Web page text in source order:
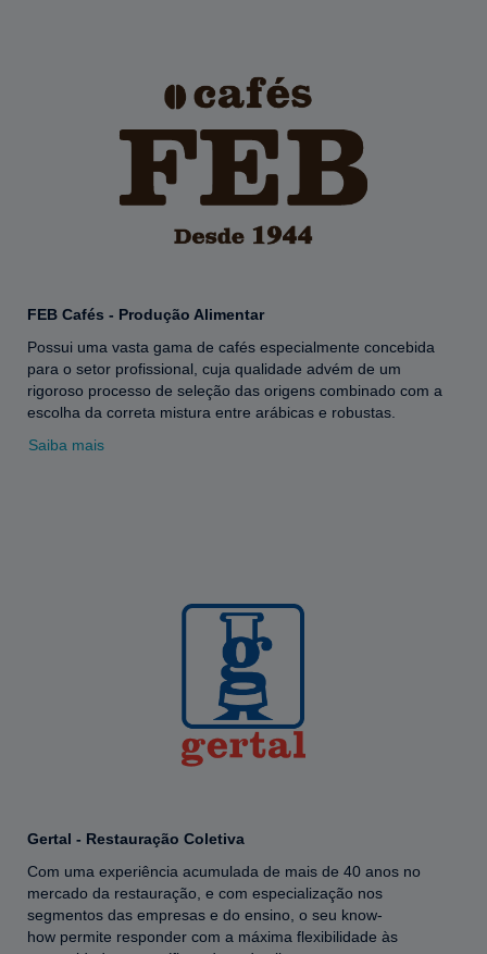
FEB Cafés - Produção Alimentar
Possui uma vasta gama de cafés especialmente concebida
para o setor profissional, cuja qualidade advém de um
rigoroso processo de seleção das origens combinado com a
escolha da correta mistura entre arábicas e robustas.
Saiba mais
Gertal - Restauração Coletiva
Com uma experiência acumulada de mais de 40 anos no
mercado da restauração, e com especialização nos
segmentos das empresas e do ensino, o seu know-
how permite responder com a máxima flexibilidade às